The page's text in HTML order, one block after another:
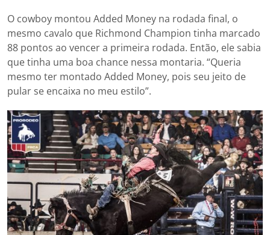
O cowboy montou Added Money na rodada final, o
mesmo cavalo que Richmond Champion tinha marcado
88 pontos ao vencer a primeira rodada. Então, ele sabia
que tinha uma boa chance nessa montaria. “Queria
mesmo ter montado Added Money, pois seu jeito de
pular se encaixa no meu estilo”.